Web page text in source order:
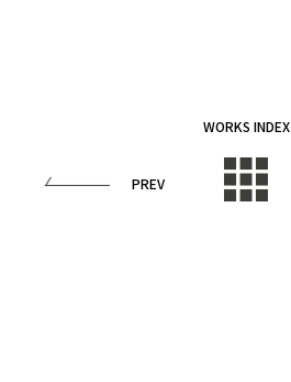
WORKS INDEX
PREV